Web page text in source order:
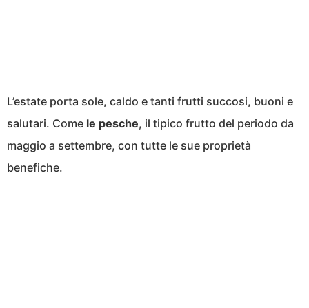
L’estate porta sole, caldo e tanti frutti succosi, buoni e
salutari. Come le pesche, il tipico frutto del periodo da
maggio a settembre, con tutte le sue proprietà
benefiche.